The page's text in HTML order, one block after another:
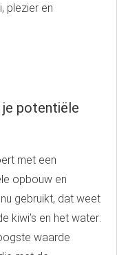
plezier en
potentiële
met een
opbouw en
gebruikt, dat weet
kiwi’s en het water:
waarde